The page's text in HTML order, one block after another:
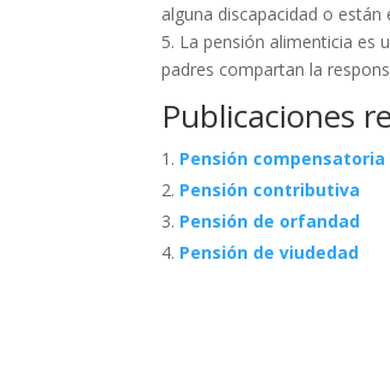
alguna discapacidad o están
5. La pensión alimenticia es
padres compartan la
Publicaciones
Pensión compensatoria
Pensión contributiva
Pensión de orfandad
Pensión de viudedad